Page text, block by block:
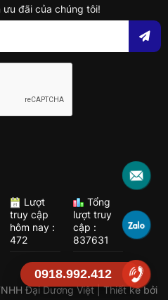
đãi của chúng tôi!
Lượt
truy cập
hôm nay :
472
Tổng
lượt truy
cập :
837631
Đại Dương Việt | Thiết kế bởi
0918.992.412